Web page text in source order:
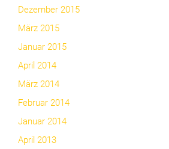
Dezember 2015
März 2015
Januar 2015
April 2014
März 2014
Februar 2014
Januar 2014
April 2013